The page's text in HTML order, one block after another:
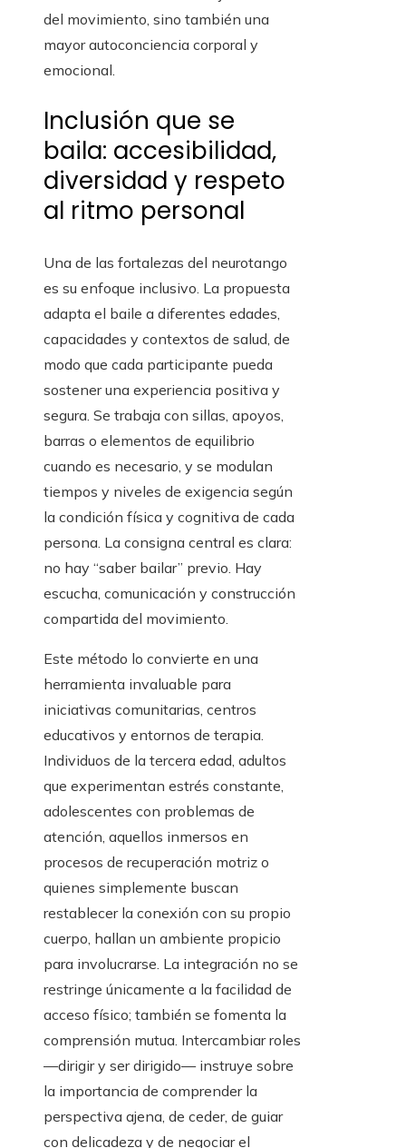
del movimiento, sino también una
mayor autoconciencia corporal y
emocional.
Inclusión que se
baila: accesibilidad,
diversidad y respeto
al ritmo personal
Una de las fortalezas del neurotango
es su enfoque inclusivo. La propuesta
adapta el baile a diferentes edades,
capacidades y contextos de salud, de
modo que cada participante pueda
sostener una experiencia positiva y
segura. Se trabaja con sillas, apoyos,
barras o elementos de equilibrio
cuando es necesario, y se modulan
tiempos y niveles de exigencia según
la condición física y cognitiva de cada
persona. La consigna central es clara:
no hay “saber bailar” previo. Hay
escucha, comunicación y construcción
compartida del movimiento.
Este método lo convierte en una
herramienta invaluable para
iniciativas comunitarias, centros
educativos y entornos de terapia.
Individuos de la tercera edad, adultos
que experimentan estrés constante,
adolescentes con problemas de
atención, aquellos inmersos en
procesos de recuperación motriz o
quienes simplemente buscan
restablecer la conexión con su propio
cuerpo, hallan un ambiente propicio
para involucrarse. La integración no se
restringe únicamente a la facilidad de
acceso físico; también se fomenta la
comprensión mutua. Intercambiar roles
—dirigir y ser dirigido— instruye sobre
la importancia de comprender la
perspectiva ajena, de ceder, de guiar
con delicadeza y de negociar el